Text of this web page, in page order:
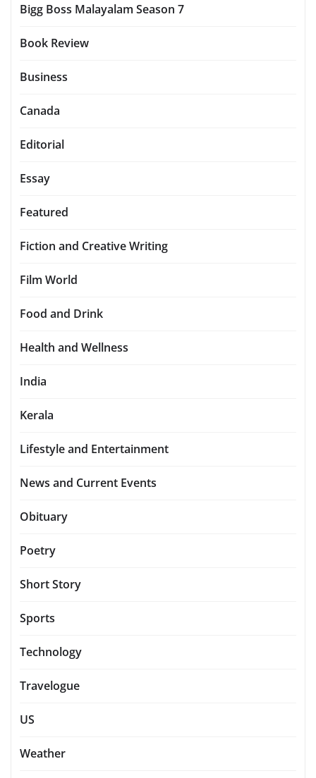
Bigg Boss Malayalam Season 7
Book Review
Business
Canada
Editorial
Essay
Featured
Fiction and Creative Writing
Film World
Food and Drink
Health and Wellness
India
Kerala
Lifestyle and Entertainment
News and Current Events
Obituary
Poetry
Short Story
Sports
Technology
Travelogue
US
Weather